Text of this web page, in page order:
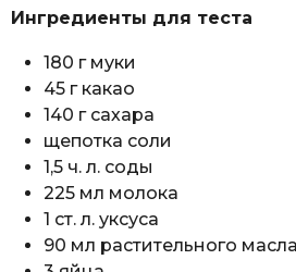
Ингредиенты для теста
180 г муки
45 г какао
140 г сахара
щепотка соли
1,5 ч. л. соды
225 мл молока
1 ст. л. уксуса
90 мл растительного масла